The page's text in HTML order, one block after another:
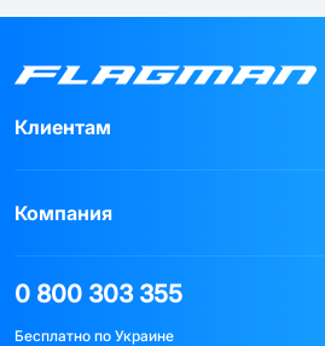
Клиентам
Компания
0 800 303 355
Бесплатно по Украине